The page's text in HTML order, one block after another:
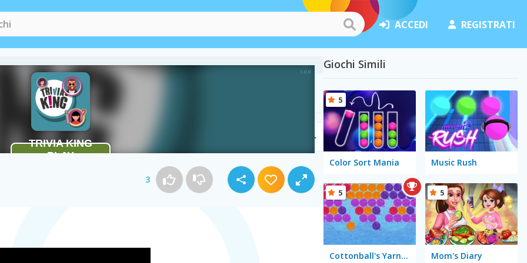
ACCEDI REGISTRATI
3
Giochi Simili
Color Sort Mania
5
Music Rush
Cottonball's Yarn Party
5
Mom's Diary
5